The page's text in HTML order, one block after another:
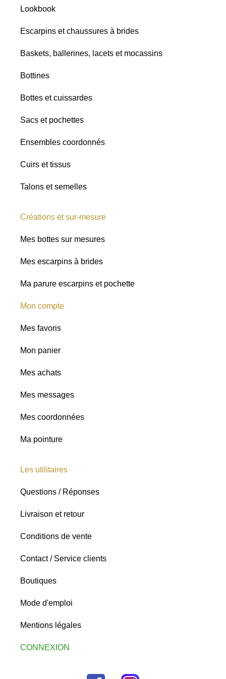
Satins
Paillettes
Brazil
nuances
Mat
Brillant
Safari
Lookbook
Escarpins et chaussures à brides
Baskets, ballerines, lacets et mocassins
Bottines
Bottes et cuissardes
Sacs et pochettes
Ensembles coordonnés
Cuirs et tissus
Talons et semelles
Créations et sur-mesure
Mes bottes sur mesures
Mes escarpins à brides
Ma parure escarpins et pochette
Mon compte
Mes favoris
Mon panier
Mes achats
Mes messages
Mes coordonnées
Ma pointure
Les utilitaires
Questions / Réponses
Livraison et retour
Conditions de vente
Contact / Service clients
Boutiques
Mode d'emploi
Mentions légales
CONNEXION